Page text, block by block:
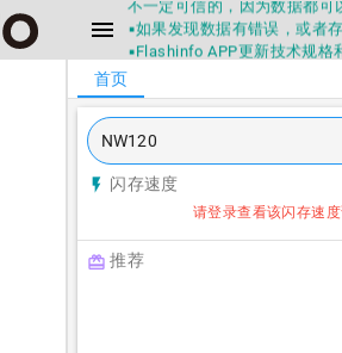
menu
不一定可信的，因为数据都
▪如果发现数据有错误，或者
▪Flashinfo APP更新技术规格
▪兄弟们没事不要乱下载量产
▪Flashinfo提供的所有数据仅
不一定可信的，因为数据都
▪如果发现数据有错误，或者
▪Flashinfo APP更新技术规
flash_on 闪存速度
请登录查看该闪存速
redeem 推荐
首页